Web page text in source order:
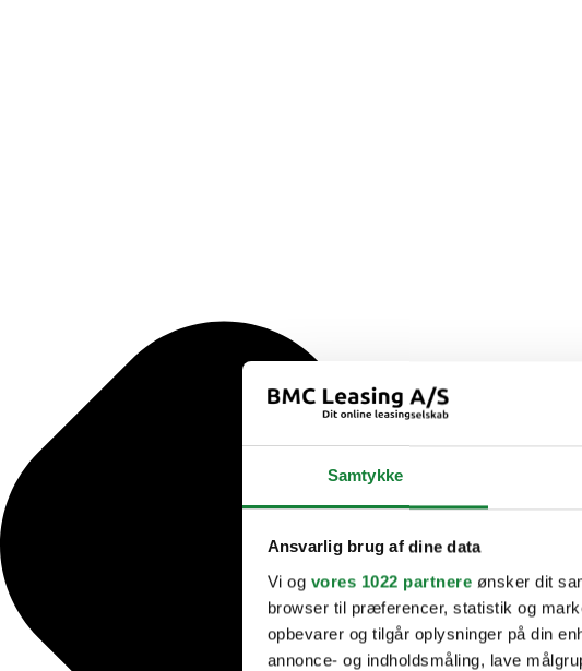
Samtykke
Ansvarlig brug af dine data
Vi og vores 1022 partnere ønsker dit
browser til præferencer, statistik og
opbevarer og tilgår oplysninger på din
annonce- og indholdsmåling, lave